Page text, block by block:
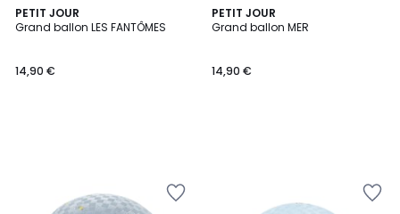
PETIT JOUR
Grand ballon LES FANTÔMES
14,90 €
PETIT JOUR
Grand ballon MER
14,90 €